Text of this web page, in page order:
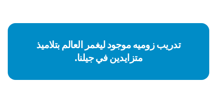
تدريب زوميه موجود ليغمر العالم بتلاميذ
متزايدين في جيلنا.